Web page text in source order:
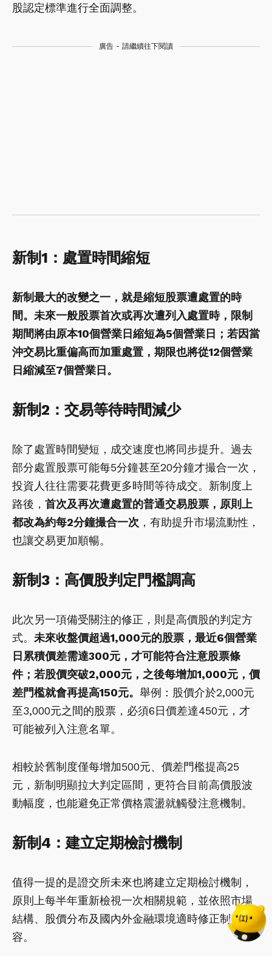
股認定標準進行全面調整。
廣告 - 請繼續往下閱讀
新制1：處置時間縮短
新制最大的改變之一，就是縮短股票遭處置的時
間。未來一般股票首次或再次遭列入處置時，限制
期間將由原本10個營業日縮短為5個營業日；若因當
沖交易比重偏高而加重處置，期限也將從12個營業
日縮減至7個營業日。
新制2： 交易等待時間減少
除了處置時間變短，成交速度也將同步提升。過去
部分處置股票可能每5分鐘甚至20分鐘才撮合一次，
投資人往往需要花費更多時間等待成交。新制度上
路後， 首次及再次遭處置的普通交易股票，原則上
都改為約每2分鐘撮合一次 ，有助提升市場流動性，
也讓交易更加順暢。
新制3：高價股判定門檻調高
此次另一項備受關注的修正，則是高價股的判定方
式。 未來收盤價超過1,000元的股票，最近6個營業
日累積價差需達300元，才可能符合注意股票條
件；若股價突破2,000元，之後每增加1,000元，價
差門檻就會再提高150元。 舉例：股價介於2,000元
至3,000元之間的股票，必須6日價差達450元，才
可能被列入注意名單。
相較於舊制度僅每增加500元、價差門檻提高25
元，新制明顯拉大判定區間，更符合目前高價股波
動幅度，也能避免正常價格震盪就觸發注意機制。
新制4：建立定期檢討機制
值得一提的是證交所未來也將建立定期檢討機制，
原則上每半年重新檢視一次相關規範，並依照市場
結構、股價分布及國內外金融環境適時修正制度內
容。